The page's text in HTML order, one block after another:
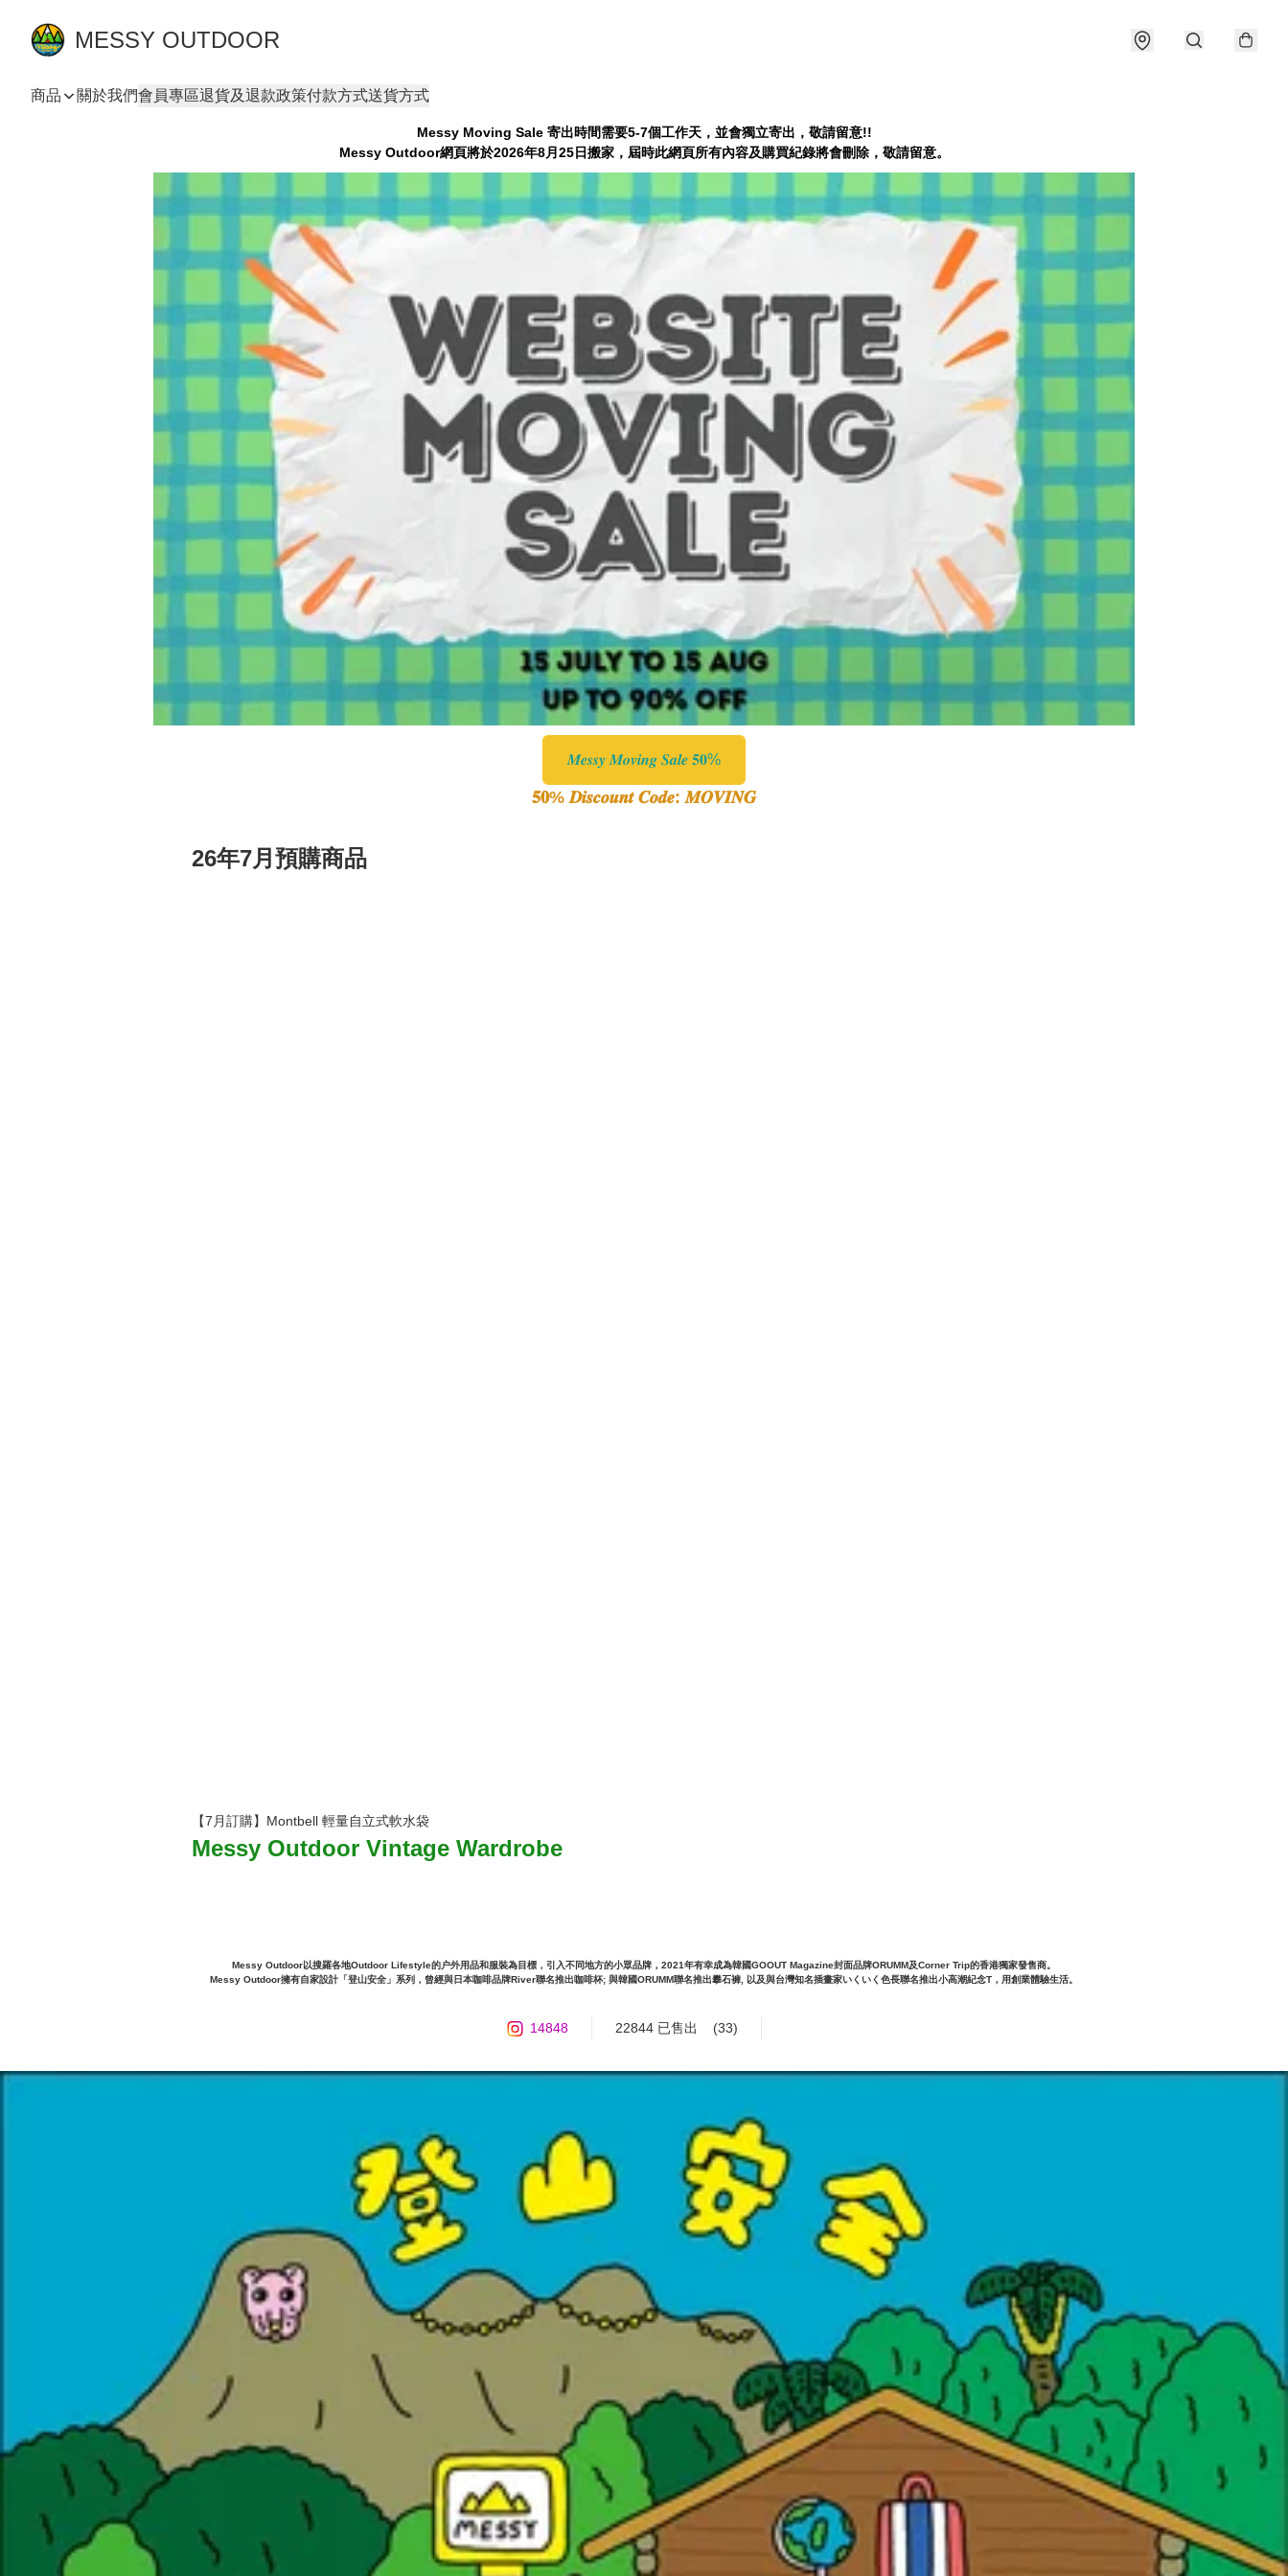
MESSY OUTDOOR
商品 關於我們會員專區退貨及退款政策付款方式送貨方式
Messy Moving Sale 寄出時間需要5-7個工作天，並會獨立寄出，敬請留意!!
Messy Outdoor網頁將於2026年8月25日搬家，屆時此網頁所有內容及購買紀錄將會刪除，敬請留意。
𝑴𝒆𝒔𝒔𝒚 𝑴𝒐𝒗𝒊𝒏𝒈 𝑺𝒂𝒍𝒆 𝟓𝟎%
𝟓𝟎% 𝑫𝒊𝒔𝒄𝒐𝒖𝒏𝒕 𝑪𝒐𝒅𝒆: 𝑴𝑶𝑽𝑰𝑵𝑮
26年7月預購商品
【7月訂購】Montbell 輕量自立式軟水袋
Messy Outdoor Vintage Wardrobe
Messy Outdoor以搜羅各地Outdoor Lifestyle的户外用品和服裝為目標，引入不同地方的小眾品牌，2021年有幸成為韓國GOOUT Magazine封面品牌ORUMM及Corner Trip的香港獨家發售商。
Messy Outdoor擁有自家設計「登山安全」系列，曾經與日本咖啡品牌River聯名推出咖啡杯; 與韓國ORUMM聯名推出攀石褲, 以及與台灣知名插畫家いくいく色長聯名推出小高潮紀念T，用創業體驗生活。
14848 22844 已售出 (33)